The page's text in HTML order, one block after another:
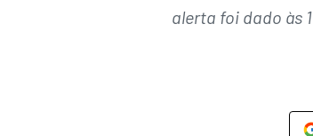
alerta foi dado às